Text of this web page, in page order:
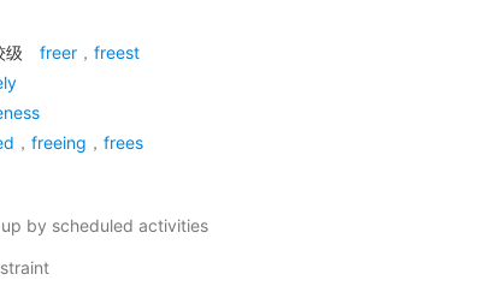
级
freer ， freest
， freeing ， frees
by scheduled activities